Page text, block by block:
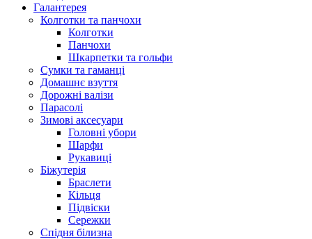
Галантерея
Колготки та панчохи
Колготки
Панчохи
Шкарпетки та гольфи
Сумки та гаманці
Домашнє взуття
Дорожні валізи
Парасолі
Зимові аксесуари
Головні убори
Шарфи
Рукавиці
Біжутерія
Браслети
Кільця
Підвіски
Сережки
Спідня білизна